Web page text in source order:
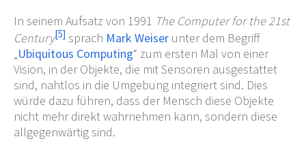
In seinem Aufsatz von 1991 The Computer for the 21st
Century[5] sprach Mark Weiser unter dem Begriff
„Ubiquitous Computing“ zum ersten Mal von einer
Vision, in der Objekte, die mit Sensoren ausgestattet
sind, nahtlos in die Umgebung integriert sind. Dies
würde dazu führen, dass der Mensch diese Objekte
nicht mehr direkt wahrnehmen kann, sondern diese
allgegenwärtig sind.